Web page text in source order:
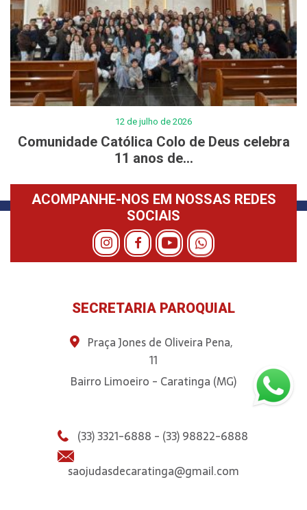
12 de julho de 2026
Comunidade Católica Colo de Deus celebra
11 anos de...
ACOMPANHE-NOS EM NOSSAS REDES
SOCIAIS
SECRETARIA PAROQUIAL
Praça Jones de Oliveira Pena,
11
Bairro Limoeiro - Caratinga (MG)
(33) 3321-6888 - (33) 98822-6888
saojudasdecaratinga@gmail.com